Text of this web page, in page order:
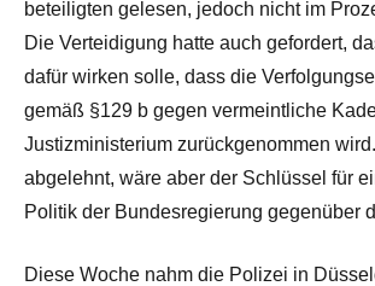
beteiligten gele­sen, jedoch nicht im
Die Vertei­di­gung hatte auch gefordert,
dafür wirken solle, dass die
gemäß §129 b gegen ver­meintliche
Jus­tizmin­is­terium zurückgenom­men
abgelehnt, wäre aber der Schlüs­sel für
Poli­tik der Bun­desregierung gegenüber
Diese Woche nahm die Polizei in